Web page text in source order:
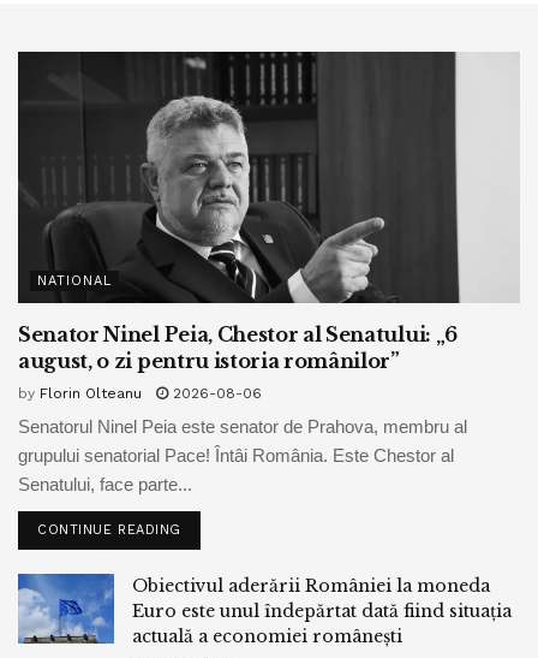
NATIONAL
Senator Ninel Peia, Chestor al Senatului: „6
august, o zi pentru istoria românilor”
by Florin Olteanu 2026-08-06
Senatorul Ninel Peia este senator de Prahova, membru al
grupului senatorial Pace! Întâi România. Este Chestor al
Senatului, face parte...
CONTINUE READING
Obiectivul aderării României la moneda
Euro este unul îndepărtat dată fiind situația
actuală a economiei românești